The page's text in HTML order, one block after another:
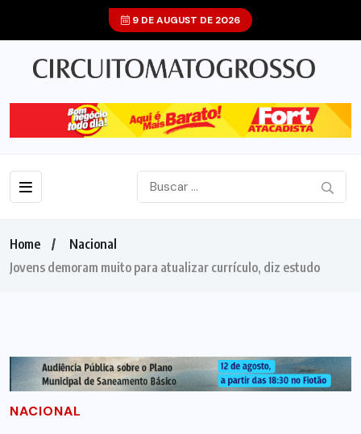
9 DE AUGUST DE 2026
Home
Nacional
Jovens demoram muito para atualizar currículo, diz estudo
NACIONAL